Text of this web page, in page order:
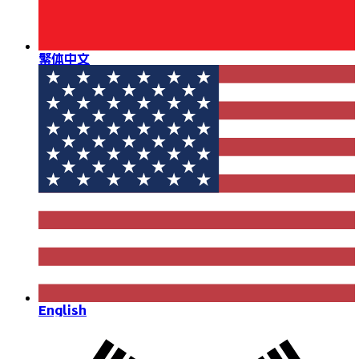
繁体中文
English